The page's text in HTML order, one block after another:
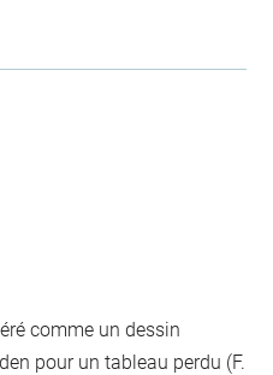
comme un dessin
pour un tableau perdu (F.